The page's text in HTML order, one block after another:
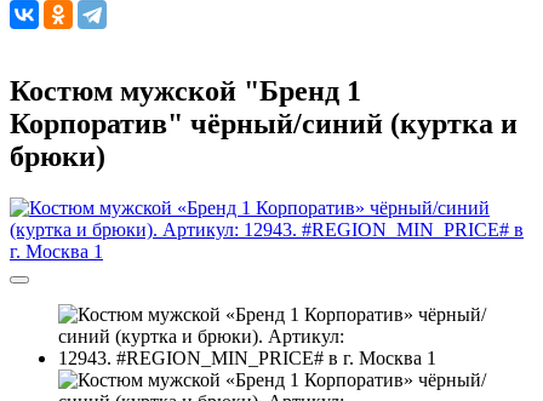
Костюм мужской "Бренд 1
Корпоратив" чёрный/синий (куртка и
брюки)